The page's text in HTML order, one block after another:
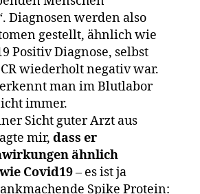
Diagnosen werden also
gestellt, ähnlich wie
Positiv Diagnose, selbst
wiederholt negativ war.
man im Blutlabor
immer.
Sicht guter Arzt aus
mir, dass er
ähnlich
Covid19– es ist ja
Spike Protein: